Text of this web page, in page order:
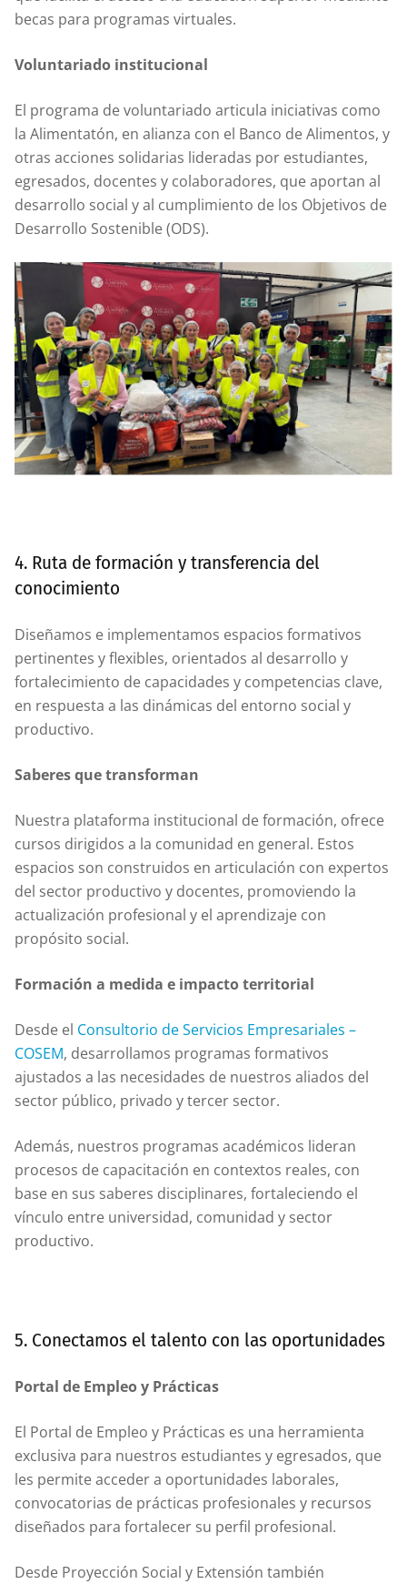
becas para programas virtuales.
Voluntariado institucional
El programa de voluntariado articula iniciativas como
la Alimentatón, en alianza con el Banco de Alimentos, y
otras acciones solidarias lideradas por estudiantes,
egresados, docentes y colaboradores, que aportan al
desarrollo social y al cumplimiento de los Objetivos de
Desarrollo Sostenible (ODS).
4. Ruta de formación y transferencia del
conocimiento
Diseñamos e implementamos espacios formativos
pertinentes y flexibles, orientados al desarrollo y
fortalecimiento de capacidades y competencias clave,
en respuesta a las dinámicas del entorno social y
productivo.
Saberes que transforman
Nuestra plataforma institucional de formación, ofrece
cursos dirigidos a la comunidad en general. Estos
espacios son construidos en articulación con expertos
del sector productivo y docentes, promoviendo la
actualización profesional y el aprendizaje con
propósito social.
Formación a medida e impacto territorial
Desde el Consultorio de Servicios Empresariales –
COSEM, desarrollamos programas formativos
ajustados a las necesidades de nuestros aliados del
sector público, privado y tercer sector.
Además, nuestros programas académicos lideran
procesos de capacitación en contextos reales, con
base en sus saberes disciplinares, fortaleciendo el
vínculo entre universidad, comunidad y sector
productivo.
5. Conectamos el talento con las oportunidades
Portal de Empleo y Prácticas
El Portal de Empleo y Prácticas es una herramienta
exclusiva para nuestros estudiantes y egresados, que
les permite acceder a oportunidades laborales,
convocatorias de prácticas profesionales y recursos
diseñados para fortalecer su perfil profesional.
Desde Proyección Social y Extensión también